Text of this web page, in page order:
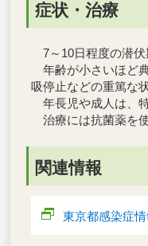
症状・治療
7～10日程度の潜伏
年齢が小さいほど
吸停止などの重篤な
年長児や成人は、
治療には抗菌薬を使
関連情報
東京都感染症情